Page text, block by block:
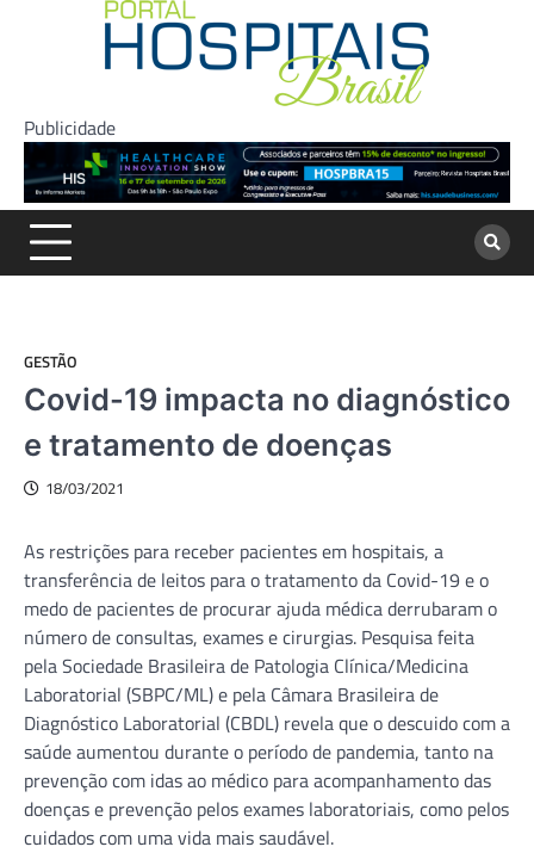
Publicidade
GESTÃO
Covid-19 impacta no diagnóstico
e tratamento de doenças
18/03/2021
As restrições para receber pacientes em hospitais, a
transferência de leitos para o tratamento da Covid-19 e o
medo de pacientes de procurar ajuda médica derrubaram o
número de consultas, exames e cirurgias. Pesquisa feita
pela Sociedade Brasileira de Patologia Clínica/Medicina
Laboratorial (SBPC/ML) e pela Câmara Brasileira de
Diagnóstico Laboratorial (CBDL) revela que o descuido com a
saúde aumentou durante o período de pandemia, tanto na
prevenção com idas ao médico para acompanhamento das
doenças e prevenção pelos exames laboratoriais, como pelos
cuidados com uma vida mais saudável.